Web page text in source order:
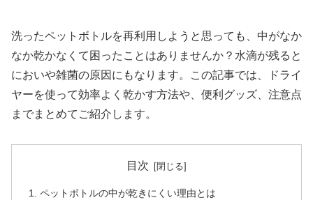
洗ったペットボトルを再利用しようと思っても、中がなか
なか乾かなくて困ったことはありませんか？水滴が残ると
においや雑菌の原因にもなります。この記事では、ドライ
ヤーを使って効率よく乾かす方法や、便利グッズ、注意点
までまとめてご紹介します。
目次
ペットボトルの中が乾きにくい理由とは